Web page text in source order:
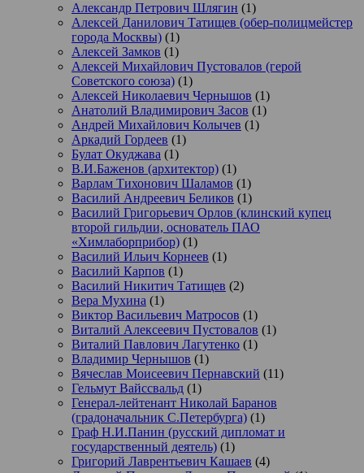
Александр Петрович Шлягин (1)
Алексей Данилович Татищев (обер-полицмейстер
города Москвы) (1)
Алексей Замков (1)
Алексей Михайлович Пустовалов (герой
Советского союза) (1)
Алексей Николаевич Чернышов (1)
Анатолий Владимирович Засов (1)
Андрей Михайлович Колычев (1)
Аркадий Гордеев (1)
Булат Окуджава (1)
В.И.Баженов (архитектор) (1)
Варлам Тихонович Шаламов (1)
Василий Андреевич Беликов (1)
Василий Григорьевич Орлов (клинский купец
второй гильдии, основатель ПАО
«Химлаборприбор) (1)
Василий Ильич Корнеев (1)
Василий Карпов (1)
Василий Никитич Татищев (2)
Вера Мухина (1)
Виктор Васильевич Матросов (1)
Виталий Алексеевич Пустовалов (1)
Виталий Павлович Лагутенко (1)
Владимир Чернышов (1)
Вячеслав Моисеевич Пернавский (11)
Гельмут Вайссвальд (1)
Генерал-лейтенант Николай Баранов
(градоначальник С.Петербурга) (1)
Граф Н.И.Панин (русский дипломат и
государственный деятель) (1)
Григорий Лаврентьевич Кашаев (4)